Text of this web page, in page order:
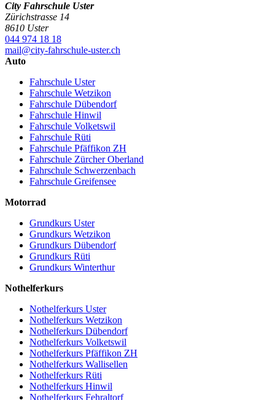
City Fahrschule Uster
Zürichstrasse 14
8610 Uster
044 974 18 18
mail@city-fahrschule-uster.ch
Auto
Fahrschule Uster
Fahrschule Wetzikon
Fahrschule Dübendorf
Fahrschule Hinwil
Fahrschule Volketswil
Fahrschule Rüti
Fahrschule Pfäffikon ZH
Fahrschule Zürcher Oberland
Fahrschule Schwerzenbach
Fahrschule Greifensee
Motorrad
Grundkurs Uster
Grundkurs Wetzikon
Grundkurs Dübendorf
Grundkurs Rüti
Grundkurs Winterthur
Nothelferkurs
Nothelferkurs Uster
Nothelferkurs Wetzikon
Nothelferkurs Dübendorf
Nothelferkurs Volketswil
Nothelferkurs Pfäffikon ZH
Nothelferkurs Wallisellen
Nothelferkurs Rüti
Nothelferkurs Hinwil
Nothelferkurs Fehraltorf